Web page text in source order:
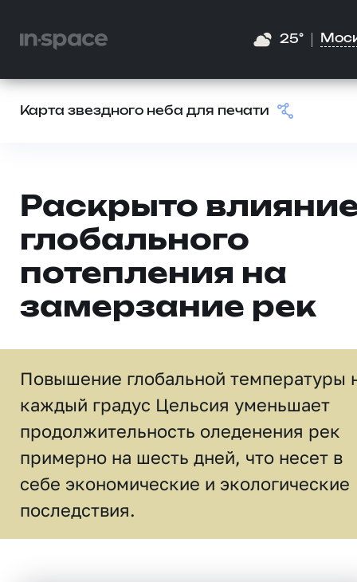
25°
Карта звездного неба для печати
Раскрыто
глобального
потепления на
замерзание рек
Повышение глобальной температуры
каждый градус Цельсия уменьшает
продолжительность оледенения рек
примерно на шесть дней, что несет в
себе экономические и экологические
последствия.